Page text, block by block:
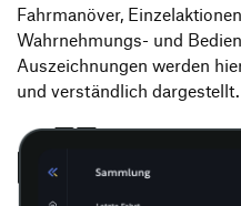
Fahrmanöver,
Wahrnehmungs- und
Auszeichnungen werden
und verständlich dargestellt.